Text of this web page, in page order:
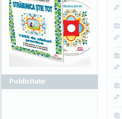
Publicitate